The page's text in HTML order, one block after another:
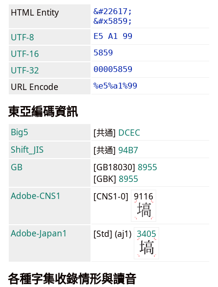
HTML Entity
&#22617;
&#x5859;
UTF-8 E5 A1 99
UTF-16 5859
UTF-32 00005859
URL Encode %e5%a1%99
東亞編碼資訊
Big5 [共通] DCEC
Shift_JIS
[共通] 94B7
GB
[GB18030] 8955
[GBK] 8955
Adobe-CNS1
[CNS1-0] 9116
Adobe-Japan1 [Std] (aj1) 3405
各種字集收錄情形與讀音